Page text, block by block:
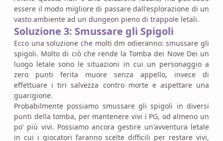
essere il modo migliore di passare dall'esplorazione di un
vasto ambiente ad un dungeon pieno di trappole letali.
Soluzione 3: Smussare gli Spigoli
Ecco una soluzione che molti dm odieranno: smussare gli
spigoli. Molto di ciò che rende la Tomba dei Nove Dei un
luogo letale sono le situazioni in cui un personaggio a
zero punti ferita muore senza appello, invece di
effettuare i tiri salvezza contro morte e aspettare una
guarigione.
Probabilmente possiamo smussare gli spigoli in diversi
punti della tomba, per mantenere vivi i PG, od almeno un
po' più vivi. Possiamo ancora gestire un'avventura letale
in cui i giocatori faranno scelte difficili per restare vivi,